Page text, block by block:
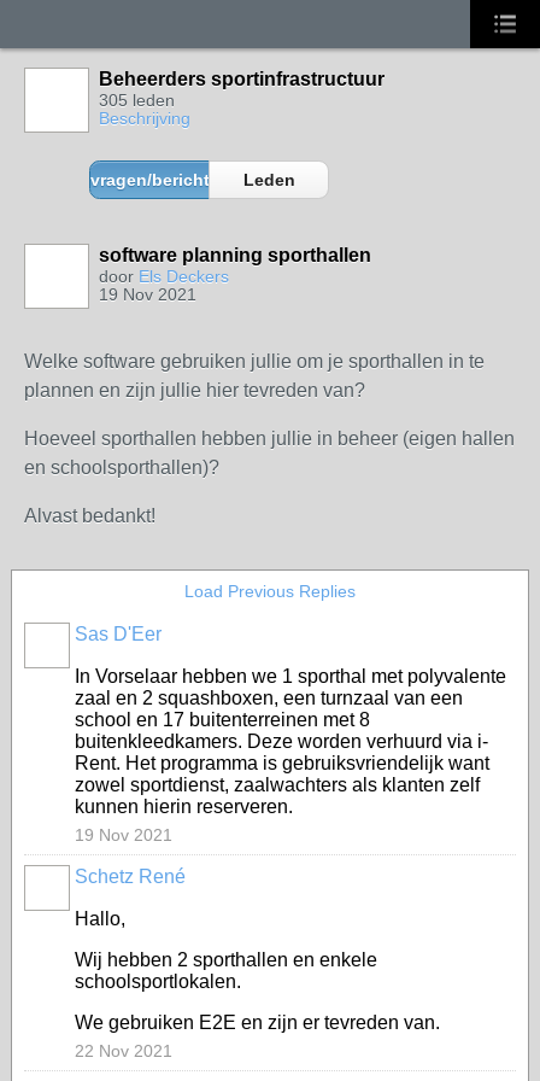
Beheerders sportinfrastructuur
305 leden
Beschrijving
vragen/berichten Leden
software planning sporthallen
door Els Deckers
19 Nov 2021
Welke software gebruiken jullie om je sporthallen in te
plannen en zijn jullie hier tevreden van?
Hoeveel sporthallen hebben jullie in beheer (eigen hallen
en schoolsporthallen)?
Alvast bedankt!
Load Previous Replies
Sas D'Eer
In Vorselaar hebben we 1 sporthal met polyvalente
zaal en 2 squashboxen, een turnzaal van een
school en 17 buitenterreinen met 8
buitenkleedkamers. Deze worden verhuurd via i-
Rent. Het programma is gebruiksvriendelijk want
zowel sportdienst, zaalwachters als klanten zelf
kunnen hierin reserveren.
19 Nov 2021
Schetz René
Hallo,
Wij hebben 2 sporthallen en enkele
schoolsportlokalen.
We gebruiken E2E en zijn er tevreden van.
22 Nov 2021